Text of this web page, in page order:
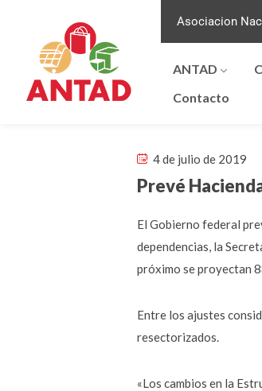
Asociacion
ANTAD
Contacto
4 de julio de 2019
Prevé
El Gobierno federal
dependencias, la
próximo se proyectan
Entre los ajustes
resectorizados.
«Los cambios en la